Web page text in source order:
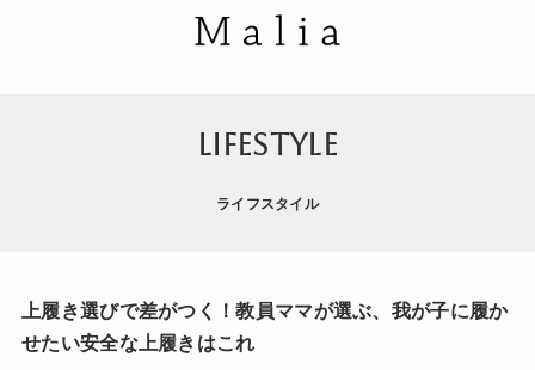
LIFESTYLE
ライフスタイル
上履き選びで差がつく！教員ママが選ぶ、我が子に履か
せたい安全な上履きはこれ